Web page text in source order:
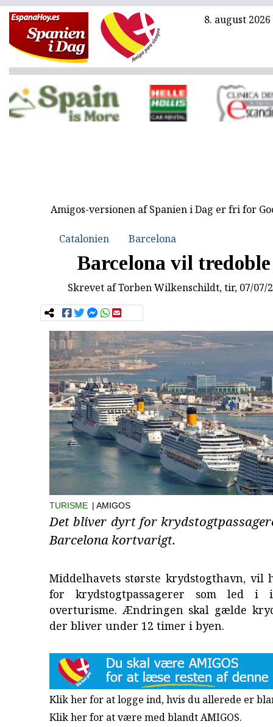
8. august 2026
Amigos-versionen af Spanien i Dag er fri for
Catalonien Barcelona
Barcelona vil
Skrevet afTorben Wilkenschildt, tir, 07/07/
TURISME | AMIGOS
Det bliver dyrt for
Barcelona kortvarigt.
Middelhavets største krydstogthavn, vil
for krydstogtpassagerer som led i
overturisme. Ændringen skal gælde
der bliver under 12 timer i byen.
Klik her for at logge ind, hvis du allerede er
Klik her for at være med blandt AMIGOS.